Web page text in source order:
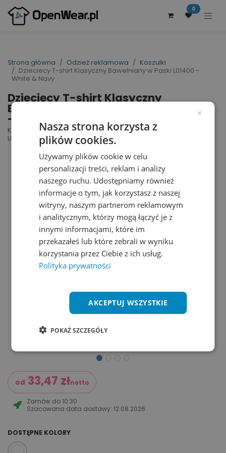
0
Strona główna Odzież reklamowa
Koszulki
Dzieciecy T-shirt Klasyczny Bawelniany w Paski L01400 -
White & Navy
Dzieciecy T-shirt Klasyczny
Bawelniany w Paski L01400
- White & Navy
Kids´ Round Neck Striped T-Shirt Miles | nr art.:
L01400 | nr art. producenta: 01400
od 33,47 złnetto
Zamów do10:30
Szacowana data dostawy:12.08.2026
DOSTĘPNE KOLORY
×
Nasza strona korzysta z
plików cookies.
Używamy plików cookie w celu
personalizacji treści, reklam i analizy
naszego ruchu. Udostępniamy również
informacje o tym, jak korzystasz z naszej
witryny, naszym partnerom reklamowym
i analitycznym, którzy mogą łączyć je z
innymi informacjami, które im
przekazałeś lub które zebrali w wyniku
korzystania przez Ciebie z ich usług.
Polityka prywatności
AKCEPTUJ WSZYSTKIE
POKAŻ SZCZEGÓŁY